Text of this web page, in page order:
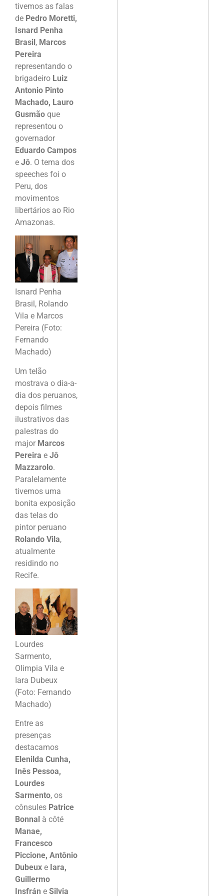
tivemos as falas
de Pedro Moretti,
Isnard Penha
Brasil, Marcos
Pereira
representando o
brigadeiro Luiz
Antonio Pinto
Machado, Lauro
Gusmão que
representou o
governador
Eduardo Campos
e Jô. O tema dos
speeches foi o
Peru, dos
movimentos
libertários ao Rio
Amazonas.
Isnard Penha
Brasil, Rolando
Vila e Marcos
Pereira (Foto:
Fernando
Machado)
Um telão
mostrava o dia-a-
dia dos peruanos,
depois filmes
ilustrativos das
palestras do
major Marcos
Pereira e Jô
Mazzarolo.
Paralelamente
tivemos uma
bonita exposição
das telas do
pintor peruano
Rolando Vila,
atualmente
residindo no
Recife.
Lourdes
Sarmento,
Olimpia Vila e
Iara Dubeux
(Foto: Fernando
Machado)
Entre as
presenças
destacamos
Elenilda Cunha,
Inês Pessoa,
Lourdes
Sarmento, os
cônsules Patrice
Bonnal à côté
Manae,
Francesco
Piccione, Antônio
Dubeux e Iara,
Guillermo
Insfrán e Silvia